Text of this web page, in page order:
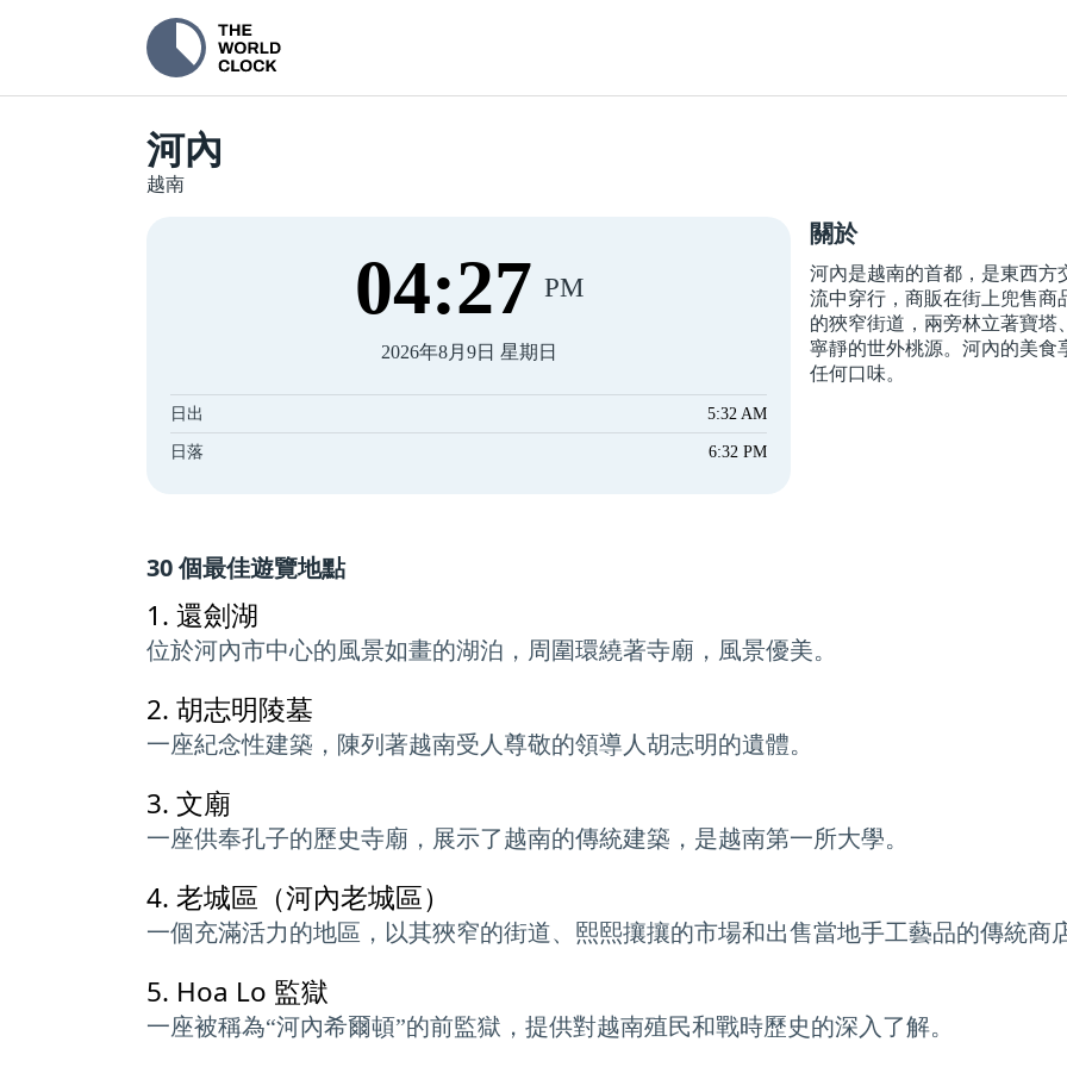
河內
越南
04:27 PM
2026年8月9日 星期日
日出 5:32 AM
日落 6:32 PM
關於
河內是越南的首都，是東西方
流中穿行，商販在街上兜售商
的狹窄街道，兩旁林立著寶塔
寧靜的世外桃源。河內的美食
任何口味。
30 個最佳遊覽地點
1. 還劍湖
位於河內市中心的風景如畫的湖泊，周圍環繞著寺廟，風景優美。
2. 胡志明陵墓
一座紀念性建築，陳列著越南受人尊敬的領導人胡志明的遺體。
3. 文廟
一座供奉孔子的歷史寺廟，展示了越南的傳統建築，是越南第一所大學。
4. 老城區（河內老城區）
一個充滿活力的地區，以其狹窄的街道、熙熙攘攘的市場和出售當地手工藝品的傳統商
5. Hoa Lo 監獄
一座被稱為“河內希爾頓”的前監獄，提供對越南殖民和戰時歷史的深入了解。